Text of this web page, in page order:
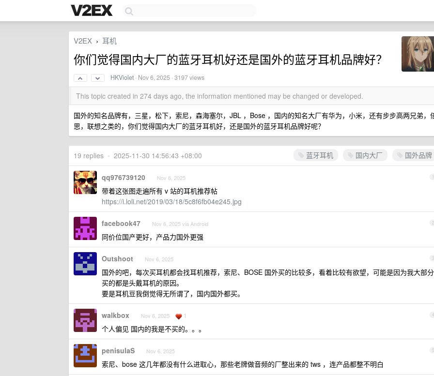
V2EX › 耳机
你们觉得国内大厂的蓝牙耳机好还是国外的蓝牙耳机品牌好？
HKViolet · Nov 6, 2025 · 3197 views
This topic created in 274 days ago, the information mentioned may be changed or developed.
国外的知名品牌有，三星，松下，索尼，森海塞尔，JBL ，Bose ，国内的知名大厂有华为，小米，还有步步高两兄弟，
思，联想之类的，你们觉得国内大厂的蓝牙耳机好，还是国外的蓝牙耳机品牌好呢？
蓝牙耳机 国内大厂 国外品牌
19 replies • 2025-11-30 14:56:43 +08:00
1
qq976739120 Nov 6, 2025
带着这张图走遍所有 v 站的耳机推荐帖
https://i.loli.net/2019/03/18/5c8f6fb04e245.jpg
2
facebook47 Nov 6, 2025 via Android
同价位国产更好，产品力国外更强
3
Outshoot Nov 6, 2025
国外的吧，每次买耳机都会找耳机推荐，索尼、BOSE 国外买的比较多，看着比较有欲望，可能是因为我大部分
买的都是头戴耳机的原因。
要是耳机豆我倒觉得无所谓了，国内国外都买。
4
walkbox Nov 6, 2025 1
个人偏见 国内的我是不买的。。。
5
penisulaS Nov 6, 2025
索尼、bose 这几年都没有什么进取心，那些老牌做音频的厂整出来的 tws ，连产品都整不明白